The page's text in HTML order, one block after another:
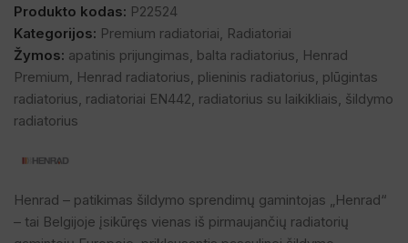
Produkto kodas: P22524
Kategorijos: Premium radiatoriai, Radiatoriai
Žymos: apatinis prijungimas, balta radiatorius, Henrad
Premium, Henrad radiatorius, plieninis radiatorius, plūgintas
radiatorius, radiatoriai EN442, radiatorius su laikikliais, šildymo
radiatorius
Henrad – patikimas šildymo sprendimų gamintojas „Henrad“
– tai Belgijoje įsikūręs vienas iš pirmaujančių radiatorių